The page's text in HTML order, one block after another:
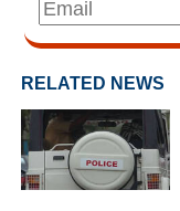
RELATED NEWS